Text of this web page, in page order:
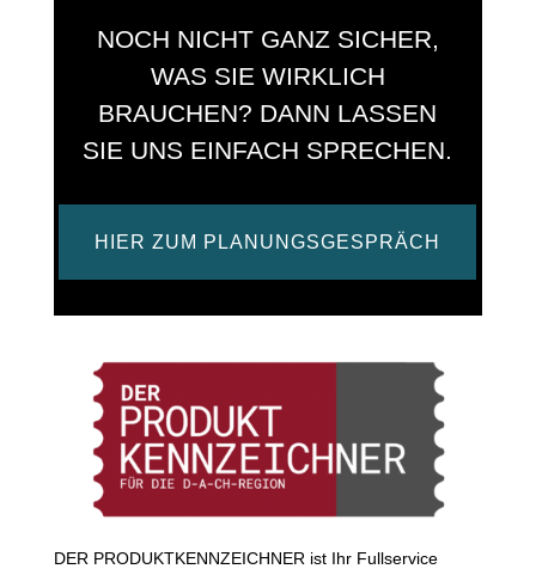
NOCH NICHT GANZ SICHER,
WAS SIE WIRKLICH
BRAUCHEN? DANN LASSEN
SIE UNS EINFACH SPRECHEN.
HIER ZUM PLANUNGSGESPRÄCH
DER PRODUKTKENNZEICHNER ist Ihr Fullservice